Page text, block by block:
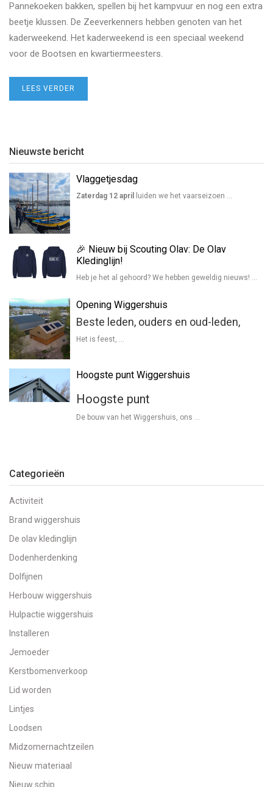
Pannekoeken bakken, spellen bij het kampvuur en nog een extra
beetje klussen. De Zeeverkenners hebben genoten van het
kaderweekend. Het kaderweekend is een speciaal weekend
voor de Bootsen en kwartiermeesters.
LEES VERDER
Nieuwste bericht
Vlaggetjesdag
Zaterdag 12 april luiden we het vaarseizoen …
🎉 Nieuw bij Scouting Olav: De Olav
Kledinglijn!
Heb je het al gehoord? We hebben geweldig nieuws! …
Opening Wiggershuis
Beste leden, ouders en oud-leden,
Het is feest, …
Hoogste punt Wiggershuis
Hoogste punt
De bouw van het Wiggershuis, ons …
Categorieën
Activiteit
Brand wiggershuis
De olav kledinglijn
Dodenherdenking
Dolfijnen
Herbouw wiggershuis
Hulpactie wiggershuis
Installeren
Jemoeder
Kerstbomenverkoop
Lid worden
Lintjes
Loodsen
Midzomernachtzeilen
Nieuw materiaal
Nieuw schip